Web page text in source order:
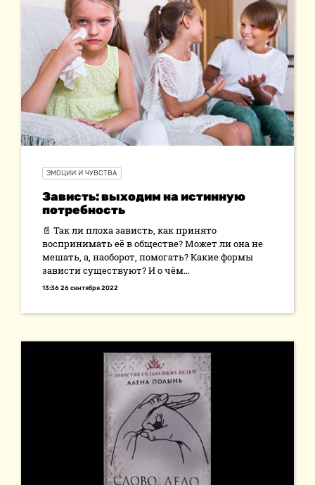
ЭМОЦИИ И ЧУВСТВА
Зависть: выходим на истинную
потребность
📄 Так ли плоха зависть, как принято
воспринимать её в обществе? Может ли она не
мешать, а, наоборот, помогать? Какие формы
зависти существуют? И о чём...
13:36 26 сентября 2022